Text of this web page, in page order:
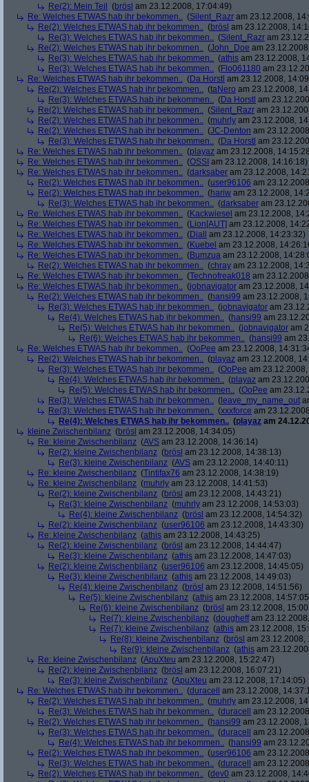
Re(2): Mein Teil
(brösl am 23.12.2008, 17:04:49)
Re: Welches ETWAS hab ihr bekommen.. (Silent_Razr am 23.12.2008,
Re(2): Welches ETWAS hab ihr bekommen.. (brösl am 23.12.2008,
Re(3): Welches ETWAS hab ihr bekommen.. (Silent_Razr am
Re(2): Welches ETWAS hab ihr bekommen.. (John_Doe am
Re(3): Welches ETWAS hab ihr bekommen.. (athis am 23.12.2008,
Re(3): Welches ETWAS hab ihr bekommen.. (Flo061180 am
Re: Welches ETWAS hab ihr bekommen.. (Da Horstl am 23.12.2008,
Re(2): Welches ETWAS hab ihr bekommen.. (taNero am 23.12.2008,
Re(3): Welches ETWAS hab ihr bekommen.. (Da Horstl am
Re(2): Welches ETWAS hab ihr bekommen.. (Silent_Razr am
Re(2): Welches ETWAS hab ihr bekommen.. (muhrly am 23.12.2008,
Re(2): Welches ETWAS hab ihr bekommen.. (JC-Denton am
Re(3): Welches ETWAS hab ihr bekommen.. (Da Horstl am
Re: Welches ETWAS hab ihr bekommen.. (playaz am 23.12.2008,
Re: Welches ETWAS hab ihr bekommen.. (OSSI am 23.12.2008, 14:16:18)
Re: Welches ETWAS hab ihr bekommen.. (darksaber am 23.12.2008,
Re(2): Welches ETWAS hab ihr bekommen.. (user96106 am
Re(2): Welches ETWAS hab ihr bekommen.. (hariw am 23.12.2008,
Re(3): Welches ETWAS hab ihr bekommen.. (darksaber am
Re: Welches ETWAS hab ihr bekommen.. (Kackwiesel am 23.12.2008,
Re: Welches ETWAS hab ihr bekommen.. (Lion[AUT] am 23.12.2008,
Re: Welches ETWAS hab ihr bekommen.. (Diall
am 23.12.2008, 14:23:32)
Re: Welches ETWAS hab ihr bekommen.. (Kuebel am 23.12.2008,
Re: Welches ETWAS hab ihr bekommen.. (Bumzua am 23.12.2008,
Re(2): Welches ETWAS hab ihr bekommen.. (chray am 23.12.2008,
Re: Welches ETWAS hab ihr bekommen.. (Technofreak018 am
Re: Welches ETWAS hab ihr bekommen.. (jobnavigator am 23.12.2008,
Re(2): Welches ETWAS hab ihr bekommen.. (hansi99 am 23.12.2008,
Re(3): Welches ETWAS hab ihr bekommen.. (jobnavigator am
Re(4): Welches ETWAS hab ihr bekommen.. (hansi99 am
Re(5): Welches ETWAS hab ihr bekommen.. (jobnavigator am
Re(6): Welches ETWAS hab ihr bekommen.. (hansi99 am
Re: Welches ETWAS hab ihr bekommen.. (OoPee am 23.12.2008,
Re(2): Welches ETWAS hab ihr bekommen.. (playaz am 23.12.2008,
Re(3): Welches ETWAS hab ihr bekommen.. (OoPee am
Re(4): Welches ETWAS hab ihr bekommen.. (playaz am
Re(5): Welches ETWAS hab ihr bekommen.. (OoPee am
Re(3): Welches ETWAS hab ihr bekommen.. ( leave_my_name_out
Re(3): Welches ETWAS hab ihr bekommen.. (xxxforce am
Re(4): Welches ETWAS hab ihr bekommen.. (playaz am
kleine Zwischenbilanz (brösl am 23.12.2008, 14:34:05)
Re: kleine Zwischenbilanz (AVS am 23.12.2008, 14:36:14)
Re(2): kleine Zwischenbilanz (brösl am 23.12.2008, 14:38:13)
Re(3): kleine Zwischenbilanz (AVS am 23.12.2008, 14:40:11)
Re: kleine Zwischenbilanz (Tintifax76 am 23.12.2008, 14:38:19)
Re: kleine Zwischenbilanz (muhrly am 23.12.2008, 14:41:53)
Re(2): kleine Zwischenbilanz (brösl am 23.12.2008, 14:43:21)
Re(3): kleine Zwischenbilanz (muhrly am 23.12.2008, 14:53:03)
Re(4): kleine Zwischenbilanz (brösl am 23.12.2008, 14:54:32)
Re(2): kleine Zwischenbilanz (user96106 am 23.12.2008, 14:43:30)
Re: kleine Zwischenbilanz (athis am 23.12.2008, 14:43:25)
Re(2): kleine Zwischenbilanz (brösl am 23.12.2008, 14:44:47)
Re(3): kleine Zwischenbilanz (athis am 23.12.2008, 14:47:03)
Re(2): kleine Zwischenbilanz (user96106 am 23.12.2008, 14:45:05)
Re(3): kleine Zwischenbilanz (athis am 23.12.2008, 14:49:03)
Re(4): kleine Zwischenbilanz (brösl am 23.12.2008, 14:51:56)
Re(5): kleine Zwischenbilanz (athis am 23.12.2008,
Re(6): kleine Zwischenbilanz (brösl am 23.12.2008,
Re(7): kleine Zwischenbilanz (dougheffam
Re(7): kleine Zwischenbilanz (athis am 23.12.2008,
Re(8): kleine Zwischenbilanz (brösl am 23.12.2008,
Re(9): kleine Zwischenbilanz (athis am
Re: kleine Zwischenbilanz (ApuXteu am 23.12.2008, 15:22:47)
Re(2): kleine Zwischenbilanz (brösl am 23.12.2008, 16:07:21)
Re(3): kleine Zwischenbilanz (ApuXteu am 23.12.2008, 17:14:05)
Re: Welches ETWAS hab ihr bekommen.. (duracell
am 23.12.2008,
Re(2): Welches ETWAS hab ihr bekommen.. (muhrly am 23.12.2008,
Re(3): Welches ETWAS hab ihr bekommen.. (duracell
am
Re(2): Welches ETWAS hab ihr bekommen.. (hansi99 am 23.12.2008,
Re(3): Welches ETWAS hab ihr bekommen.. (duracell
am
Re(4): Welches ETWAS hab ihr bekommen.. (hansi99 am
Re(2): Welches ETWAS hab ihr bekommen.. (user96106 am
Re(3): Welches ETWAS hab ihr bekommen.. (duracell
am
Re(2): Welches ETWAS hab ihr bekommen.. (dev0 am 23.12.2008,